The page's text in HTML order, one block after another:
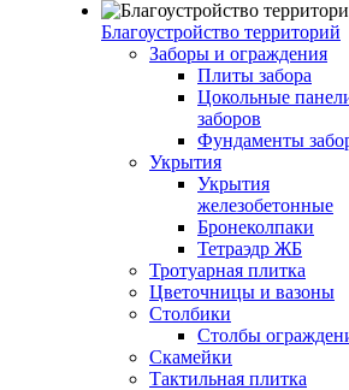
Благоустройство территорий
Заборы и ограждения
Плиты забора
Цокольные
заборов
Фундаменты
Укрытия
Укрытия
железобетонные
Бронеколпаки
Тетраэдр ЖБ
Тротуарная плитка
Цветочницы и вазоны
Столбики
Столбы
Скамейки
Тактильная плитка